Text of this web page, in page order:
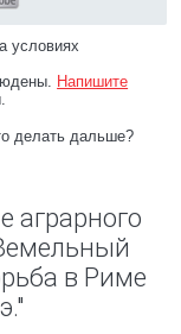
условиях
Напишите
делать дальше?
аграрного
в Риме